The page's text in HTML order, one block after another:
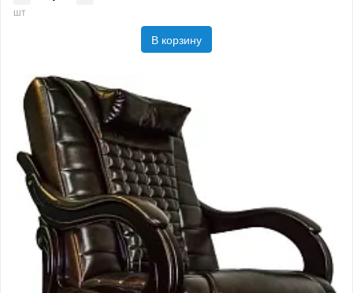
шт
В корзину